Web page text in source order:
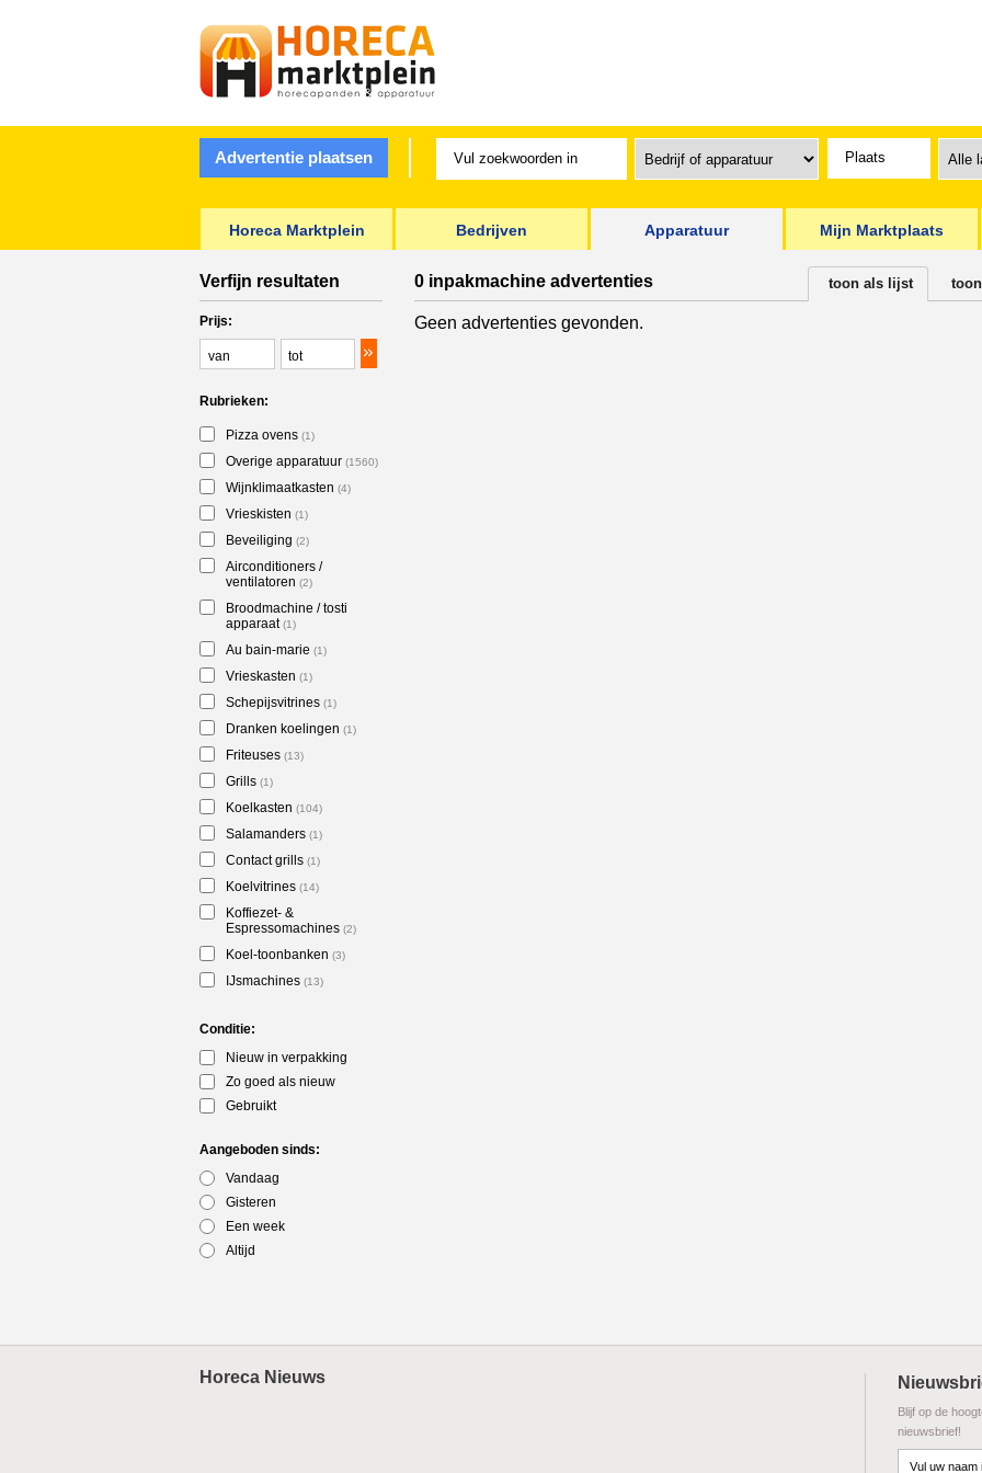
Advertentie plaatsen
Horeca Marktplein Bedrijven Apparatuur Mijn Marktplaats
Verfijn resultaten
Prijs:
Rubrieken:
Pizza ovens (1)
Overige apparatuur (1560)
Wijnklimaatkasten (4)
Vrieskisten (1)
Beveiliging (2)
Airconditioners /
ventilatoren (2)
Broodmachine / tosti
apparaat(1)
Au bain-marie (1)
Vrieskasten (1)
Schepijsvitrines (1)
Dranken koelingen (1)
Friteuses (13)
Grills (1)
Koelkasten (104)
Salamanders (1)
Contact grills (1)
Koelvitrines (14)
Koffiezet- &
Espressomachines (2)
Koel-toonbanken (3)
IJsmachines (13)
Conditie:
Nieuw in verpakking
Zo goed als nieuw
Gebruikt
Aangeboden sinds:
Vandaag
Gisteren
Een week
Altijd
0 inpakmachine advertenties toon als lijst
Geen advertenties gevonden.
Horeca Nieuws
Blijf op de
nieuwsbrief!